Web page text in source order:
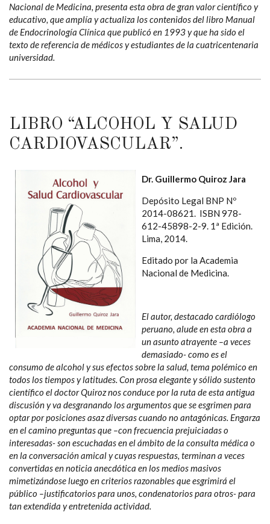
Nacional de Medicina, presenta esta obra de gran valor científico y
educativo, que amplía y actualiza los contenidos del libro Manual
de Endocrinología Clínica que publicó en 1993 y que ha sido el
texto de referencia de médicos y estudiantes de la cuatricentenaria
universidad.
LIBRO “ALCOHOL Y SALUD
CARDIOVASCULAR”.
Dr. Guillermo Quiroz Jara
Depósito Legal BNP Nº
2014-08621. ISBN 978-
612-45898-2-9. 1ª Edición.
Lima, 2014.
Editado por la Academia
Nacional de Medicina.
El autor, destacado cardiólogo
peruano, alude en esta obra a
un asunto atrayente –a veces
demasiado- como es el
consumo de alcohol y sus efectos sobre la salud, tema polémico en
todos los tiempos y latitudes. Con prosa elegante y sólido sustento
científico el doctor Quiroz nos conduce por la ruta de esta antigua
discusión y va desgranando los argumentos que se esgrimen para
optar por posiciones asaz diversas cuando no antagónicas. Engarza
en el camino preguntas que –con frecuencia prejuiciadas o
interesadas- son escuchadas en el ámbito de la consulta médica o
en la conversación amical y cuyas respuestas, terminan a veces
convertidas en noticia anecdótica en los medios masivos
mimetizándose luego en criterios razonables que esgrimirá el
público –justificatorios para unos, condenatorios para otros- para
tan extendida y entretenida actividad.